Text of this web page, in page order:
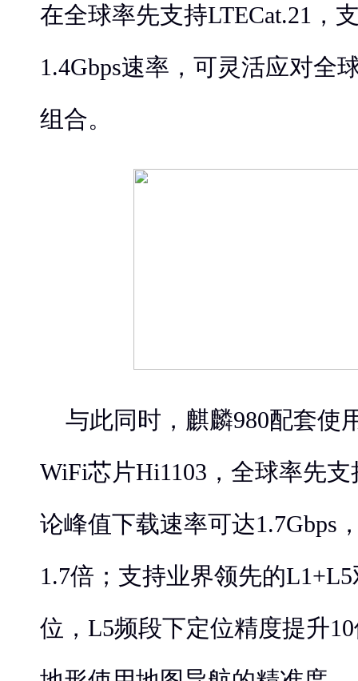
在全球率先支持LTECat.21，
1.4Gbps速率，可灵活应对全
组合。
与此同时，麒麟980配套使
WiFi芯片Hi1103，全球率先
论峰值下载速率可达1.7Gbps
1.7倍；支持业界领先的
位，L5频段下定位精度提升